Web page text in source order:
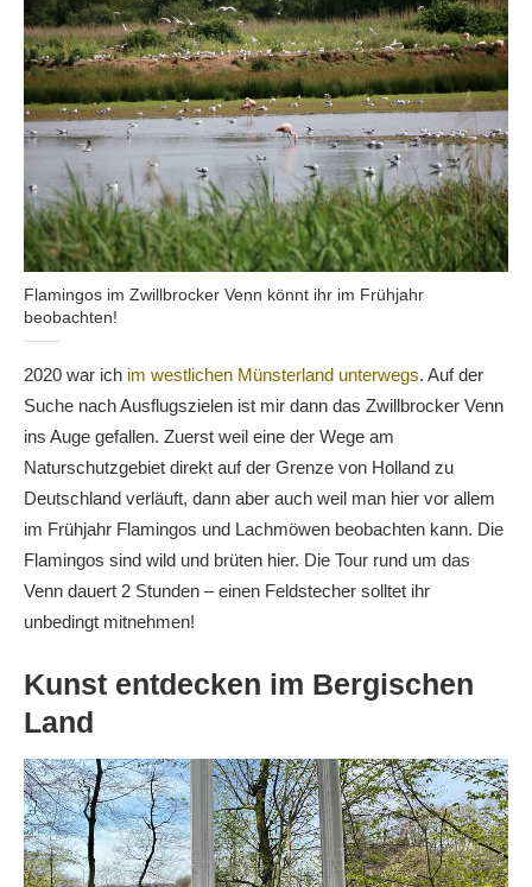
Flamingos im Zwillbrocker Venn könnt ihr im Frühjahr
beobachten!
2020 war ich im westlichen Münsterland unterwegs. Auf der
Suche nach Ausflugszielen ist mir dann das Zwillbrocker Venn
ins Auge gefallen. Zuerst weil eine der Wege am
Naturschutzgebiet direkt auf der Grenze von Holland zu
Deutschland verläuft, dann aber auch weil man hier vor allem
im Frühjahr Flamingos und Lachmöwen beobachten kann. Die
Flamingos sind wild und brüten hier. Die Tour rund um das
Venn dauert 2 Stunden – einen Feldstecher solltet ihr
unbedingt mitnehmen!
Kunst entdecken im Bergischen
Land